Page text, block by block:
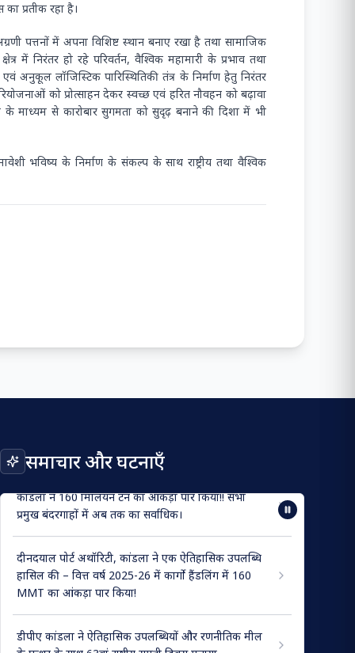
प्रतीक रहा है।
पत्तनों में अपना विशिष्ट स्थान बनाए रखा है तथा सामाजिक
में निरंतर हो रहे परिवर्तन, वैश्विक महामारी के प्रभाव तथा
अनुकूल लॉजिस्टिक पारिस्थितिकी तंत्र के निर्माण हेतु निरंतर
को प्रोत्साहन देकर स्वच्छ एवं हरित नौवहन को बढ़ावा
के माध्यम से कारोबार सुगमता को सुदृढ़ बनाने की दिशा में भी
भविष्य के निर्माण के संकल्प के साथ राष्ट्रीय तथा वैश्विक
समाचार और घटनाएँ
प्रमुख बंदरगाहों में अब तक का सर्वाधिक।
दीनदयाल पोर्ट अथॉरिटी, कांडला ने एक ऐतिहासिक उपलब्धि
हासिल की – वित्त वर्ष 2025-26 में कार्गो हैंडलिंग में 160
MMT का आंकड़ा पार किया!
डीपीए कांडला ने ऐतिहासिक उपलब्धियों और रणनीतिक मील
के पत्थर के साथ 63वां राष्ट्रीय समुद्री दिवस मनाया